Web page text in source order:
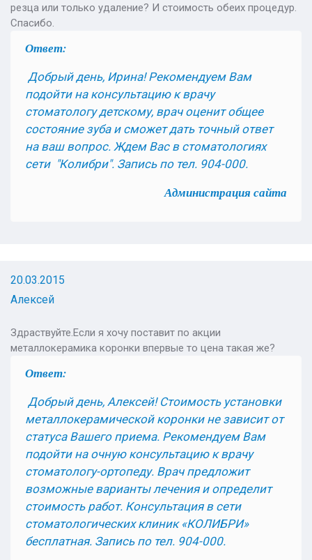
резца или только удаление? И стоимость обеих процедур.
Спасибо.
Ответ:
Добрый день, Ирина! Рекомендуем Вам
подойти на консультацию к врачу
стоматологу детскому, врач оценит общее
состояние зуба и сможет дать точный ответ
на ваш вопрос. Ждем Вас в стоматологиях
сети "Колибри". Запись по тел. 904-000.
Администрация сайта
20.03.2015
Алексей
Здраствуйте.Если я хочу поставит по акции
металлокерамика коронки впервые то цена такая же?
Ответ:
Добрый день, Алексей! Стоимость установки
металлокерамической коронки не зависит от
статуса Вашего приема. Рекомендуем Вам
подойти на очную консультацию к врачу
стоматологу-ортопеду. Врач предложит
возможные варианты лечения и определит
стоимость работ. Консультация в сети
стоматологических клиник «КОЛИБРИ»
бесплатная. Запись по тел. 904-000.